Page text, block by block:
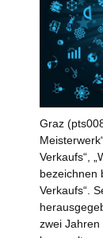
Graz
Verkaufs“,
bezeichnen
Verkaufs“.
zwei Jahren